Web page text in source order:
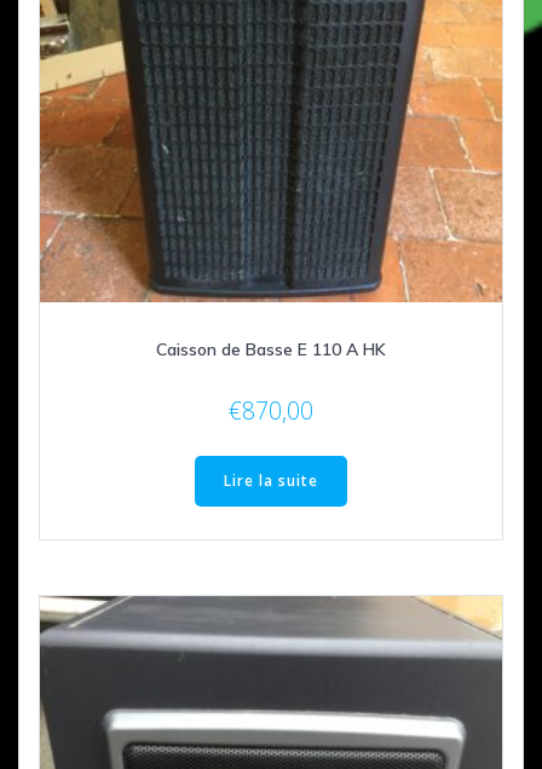
Caisson de Basse E 110 A HK
€870,00
Lire la suite